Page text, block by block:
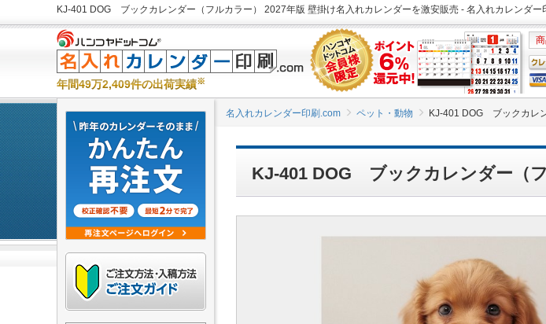
KJ-401 DOG ブックカレンダー（フルカラー） 2027年版 壁掛け名入れカレンダーを激安販売 - 名入れカレンダー
年間49万2,409件の出荷実績※
名入れカレンダー印刷.com ペット・動物 KJ-401 DOG ブックカレ
KJ-401 DOG ブックカレンダー（